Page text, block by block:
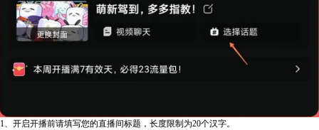
1、开启开播前请填写您的直播间标题，长度限制为20个汉字。